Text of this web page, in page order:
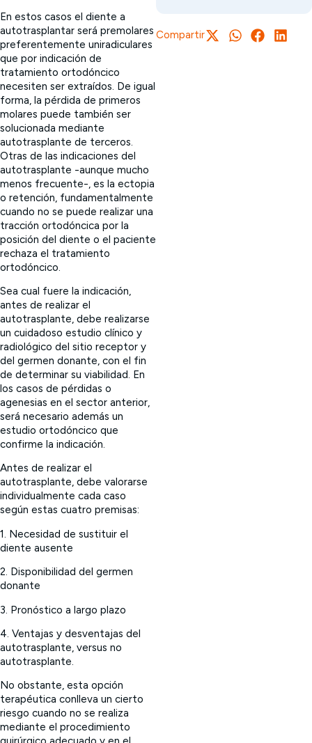
En estos casos el diente a
autotrasplantar será premolares
preferentemente uniradiculares
que por indicación de
tratamiento ortodóncico
necesiten ser extraídos. De igual
forma, la pérdida de primeros
molares puede también ser
solucionada mediante
autotrasplante de terceros.
Otras de las indicaciones del
autotrasplante -aunque mucho
menos frecuente-, es la ectopia
o retención, fundamentalmente
cuando no se puede realizar una
tracción ortodóncica por la
posición del diente o el paciente
rechaza el tratamiento
ortodóncico.
Sea cual fuere la indicación,
antes de realizar el
autotrasplante, debe realizarse
un cuidadoso estudio clínico y
radiológico del sitio receptor y
del germen donante, con el fin
de determinar su viabilidad. En
los casos de pérdidas o
agenesias en el sector anterior,
será necesario además un
estudio ortodóncico que
confirme la indicación.
Antes de realizar el
autotrasplante, debe valorarse
individualmente cada caso
según estas cuatro premisas:
1. Necesidad de sustituir el
diente ausente
2. Disponibilidad del germen
donante
3. Pronóstico a largo plazo
4. Ventajas y desventajas del
autotrasplante, versus no
autotrasplante.
No obstante, esta opción
terapéutica conlleva un cierto
riesgo cuando no se realiza
mediante el procedimiento
Compartir